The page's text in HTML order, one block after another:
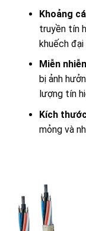
Khoảng
truyền tín
khuếch đại
Miễn
bị ảnh
lượng tín
Kích
mỏng và